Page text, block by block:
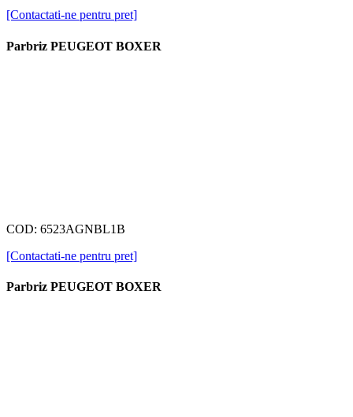
[Contactati-ne pentru pret]
Parbriz PEUGEOT BOXER
COD: 6523AGNBL1B
[Contactati-ne pentru pret]
Parbriz PEUGEOT BOXER